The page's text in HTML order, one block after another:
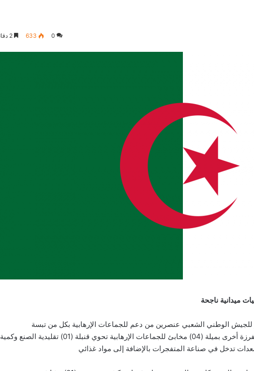
0
633
ميدانية ناجحة
للجيش الوطني الشعبي عنصرين من دعم للجماعات الإرهابية بكل من تبسة
وتيسمسيلت، في حين كشفت ودمرت مفرزة أخرى بميلة (04) مخابئ للجماعات الإرهابية تحوي قنبلة (01) تقليدية الصنع وكمية